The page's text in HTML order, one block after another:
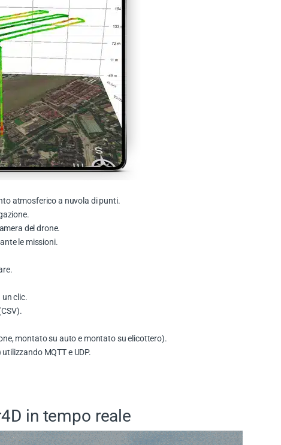
atmosferico a nuvola di punti.
del drone.
le missioni.
un clic.
montato su auto e montato su elicottero).
MQTT e UDP.
in tempo reale